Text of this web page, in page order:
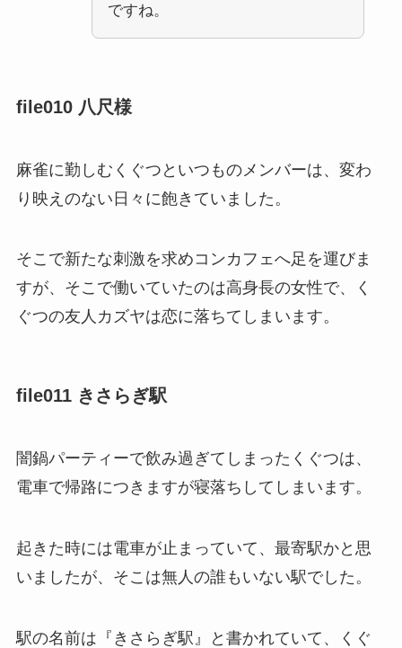
ですね。
file010 八尺様
麻雀に勤しむくぐつといつものメンバーは、変わ
り映えのない日々に飽きていました。
そこで新たな刺激を求めコンカフェへ足を運びま
すが、そこで働いていたのは高身長の女性で、く
ぐつの友人カズヤは恋に落ちてしまいます。
file011 きさらぎ駅
闇鍋パーティーで飲み過ぎてしまったくぐつは、
電車で帰路につきますが寝落ちしてしまいます。
起きた時には電車が止まっていて、最寄駅かと思
いましたが、そこは無人の誰もいない駅でした。
駅の名前は『きさらぎ駅』と書かれていて、くぐ